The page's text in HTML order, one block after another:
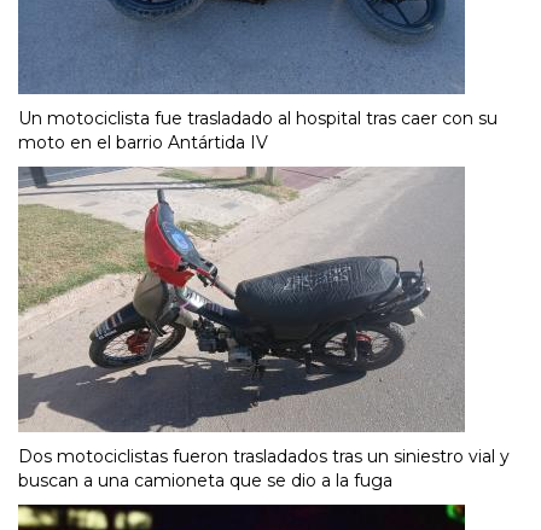
Un motociclista fue trasladado al hospital tras caer con su
moto en el barrio Antártida IV
Dos motociclistas fueron trasladados tras un siniestro vial y
buscan a una camioneta que se dio a la fuga